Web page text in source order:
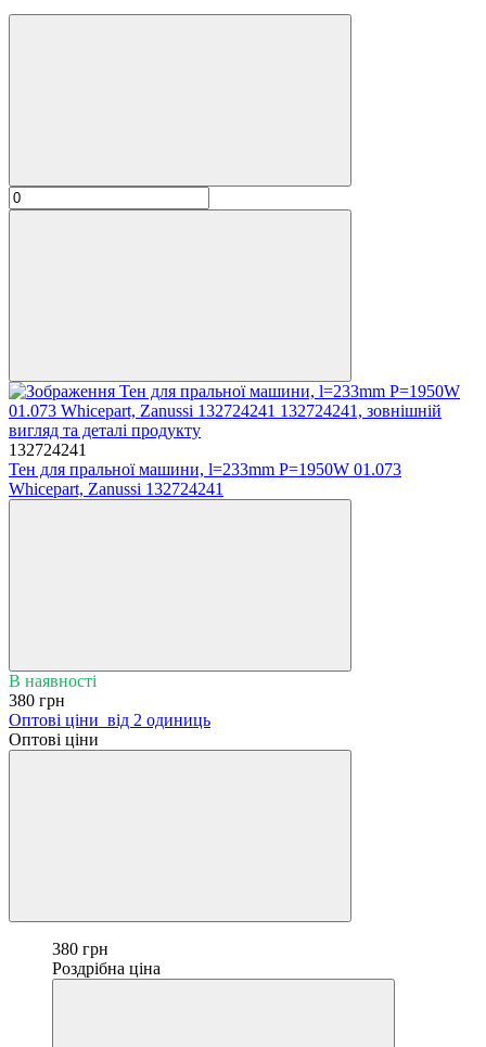
132724241
Тен для пральної машини, l=233mm P=1950W 01.073
Whicepart, Zanussi 132724241
В наявності
380 грн
Оптові ціни від 2 одиниць
Оптові ціни
380 грн
Роздрібна ціна